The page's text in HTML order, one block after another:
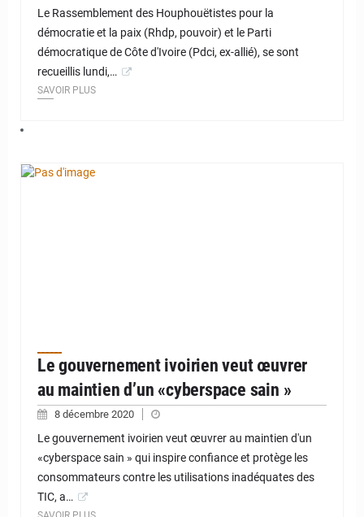
Le Rassemblement des Houphouëtistes pour la
démocratie et la paix (Rhdp, pouvoir) et le Parti
démocratique de Côte d'Ivoire (Pdci, ex-allié), se sont
recueillis lundi,…
SAVOIR PLUS
Le gouvernement ivoirien veut œuvrer
au maintien d’un «cyberspace sain »
8 décembre 2020
Le gouvernement ivoirien veut œuvrer au maintien d'un
«cyberspace sain » qui inspire confiance et protège les
consommateurs contre les utilisations inadéquates des
TIC, a…